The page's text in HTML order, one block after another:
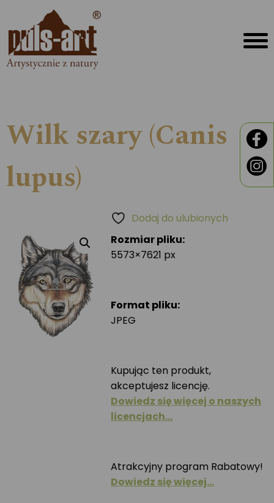
Wilk szary (Canis
lupus)
Rozmiar pliku:
5573×7621 px
Format pliku:
JPEG
Kupując ten produkt,
akceptujesz licencję.
Dowiedz się więcej o naszych
licencjach…
Atrakcyjny program Rabatowy!
Dowiedz się więcej…
Dodaj do ulubionych